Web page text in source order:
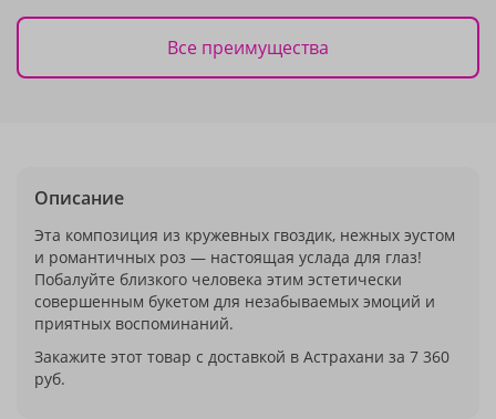
Все преимущества
Описание
Эта композиция из кружевных гвоздик, нежных эустом
и романтичных роз — настоящая услада для глаз!
Побалуйте близкого человека этим эстетически
совершенным букетом для незабываемых эмоций и
приятных воспоминаний.
Закажите этот товар с доставкой в Астрахани за 7 360
руб.